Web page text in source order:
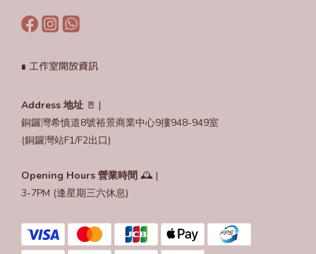
∎ 工作室開放資訊
Address 地址 🚪 |
銅鑼灣希慎道8號裕景商業中心9摟948-949室
(銅鑼灣站F1/F2出口)
Opening Hours 營業時間 🕰️ |
3-7PM (逢星期三六休息)